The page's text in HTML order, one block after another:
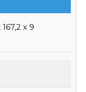
167,2 x 9